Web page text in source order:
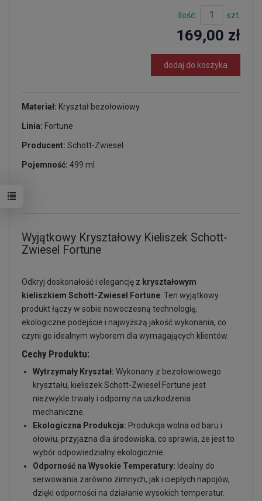
Ilość: szt.
169,00 zł
dodaj do koszyka
Materiał: Kryształ bezołowiowy
Linia: Fortune
Producent: Schott-Zwiesel
Pojemność: 499 ml
Wyjątkowy Kryształowy Kieliszek Schott-
Zwiesel Fortune
Odkryj doskonałość i elegancję z kryształowym
kieliszkiem Schott-Zwiesel Fortune . Ten wyjątkowy
produkt łączy w sobie nowoczesną technologię,
ekologiczne podejście i najwyższą jakość wykonania, co
czyni go idealnym wyborem dla wymagających klientów.
Cechy Produktu:
Wytrzymały Kryształ: Wykonany z bezołowiowego
kryształu, kieliszek Schott-Zwiesel Fortune jest
niezwykle trwały i odporny na uszkodzenia
mechaniczne.
Ekologiczna Produkcja: Produkcja wolna od baru i
ołowiu, przyjazna dla środowiska, co sprawia, że jest to
wybór odpowiedzialny ekologicznie.
Odporność na Wysokie Temperatury: Idealny do
serwowania zarówno zimnych, jak i ciepłych napojów,
dzięki odporności na działanie wysokich temperatur.